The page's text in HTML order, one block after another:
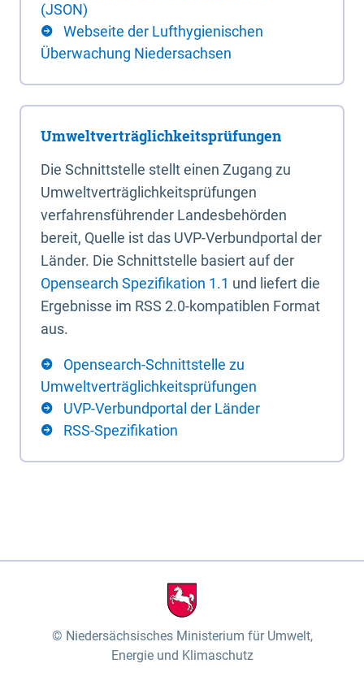
(JSON)
Webseite der Lufthygienischen
Überwachung Niedersachsen
Umweltverträglichkeitsprüfungen
Die Schnittstelle stellt einen Zugang zu
Umweltverträglichkeitsprüfungen
verfahrensführender Landesbehörden
bereit, Quelle ist das UVP-Verbundportal der
Länder. Die Schnittstelle basiert auf der
Opensearch Spezifikation 1.1 und liefert die
Ergebnisse im RSS 2.0-kompatiblen Format
aus.
Opensearch-Schnittstelle zu
Umweltverträglichkeitsprüfungen
UVP-Verbundportal der Länder
RSS-Spezifikation
Niedersächsisches Ministerium für Umwelt,
Energie und Klimaschutz